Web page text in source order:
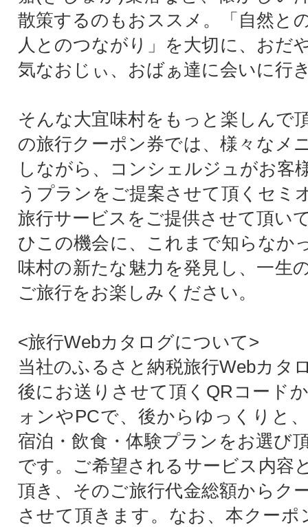
散策するのもおススメ。「自然と
人とのつながり」を大切に、おだ
気なおじぃ、おばぁ達に会いに行
そんな大宜味村をもっと楽しんで
の旅行クーポン券では、様々なメ
しながら、コンシェルジュがお客
うプランをご提案させて頂くセミ
旅行サービスをご提供させて頂い
ひこの機会に、これまで知らなか
味村の新たな魅力を発見し、一生
ご旅行をお楽しみください。
<旅行Webカタログについて>
当社のふるさと納税旅行Webカタ
後にお送りさせて頂くQRコード
ォンやPCで、後からゆっくりと
宿泊・飲食・体験プランをお選び
です。ご希望されるサービス内容
頂き、そのご旅行代金総額からク
させて頂きます。なお、本クーポ